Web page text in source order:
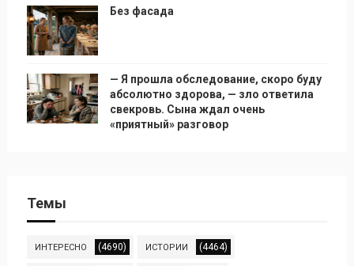
Без фасада
— Я прошла обследование, скоро буду
абсолютно здорова, — зло ответила
свекровь. Сына ждал очень
«приятный» разговор
Темы
ИНТЕРЕСНО (4690) ИСТОРИИ (4464)